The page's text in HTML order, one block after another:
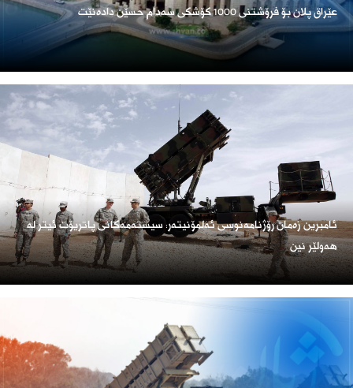
عێراق پلان بۆ فرۆشتنی 1000 کۆشکی سەدام حسێن دادەنێت
ئامبرین زەمان رۆژنامەنوسی ئەلمۆنیتەر: سیستەمەکانی پاتریۆت ئیتر لە
هەولێر نین